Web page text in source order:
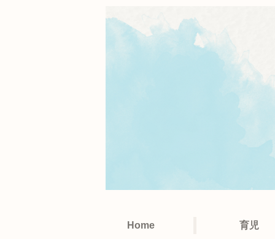
Home 育児